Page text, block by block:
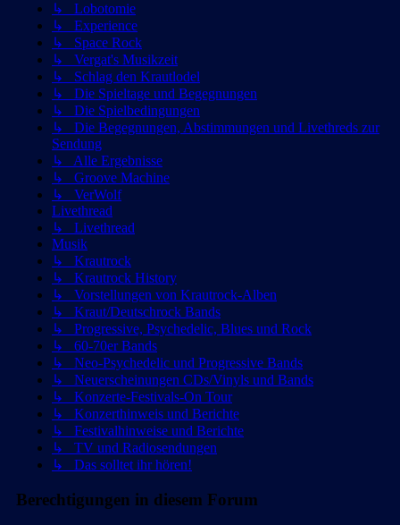
↳ Lobotomie
↳ Experience
↳ Space Rock
↳ Vergat's Musikzeit
↳ Schlag den Krautlodel
↳ Die Spieltage und Begegnungen
↳ Die Spielbedingungen
↳ Die Begegnungen, Abstimmungen und Livethreds zur
Sendung
↳ Alle Ergebnisse
↳ Groove Machine
↳ VerWolf
Livethread
↳ Livethread
Musik
↳ Krautrock
↳ Krautrock History
↳ Vorstellungen von Krautrock-Alben
↳ Kraut/Deutschrock Bands
↳ Progressive, Psychedelic, Blues und Rock
↳ 60-70er Bands
↳ Neo-Psychedelic und Progressive Bands
↳ Neuerscheinungen CDs/Vinyls und Bands
↳ Konzerte-Festivals-On Tour
↳ Konzerthinweis und Berichte
↳ Festivalhinweise und Berichte
↳ TV und Radiosendungen
↳ Das solltet ihr hören!
Berechtigungen in diesem Forum